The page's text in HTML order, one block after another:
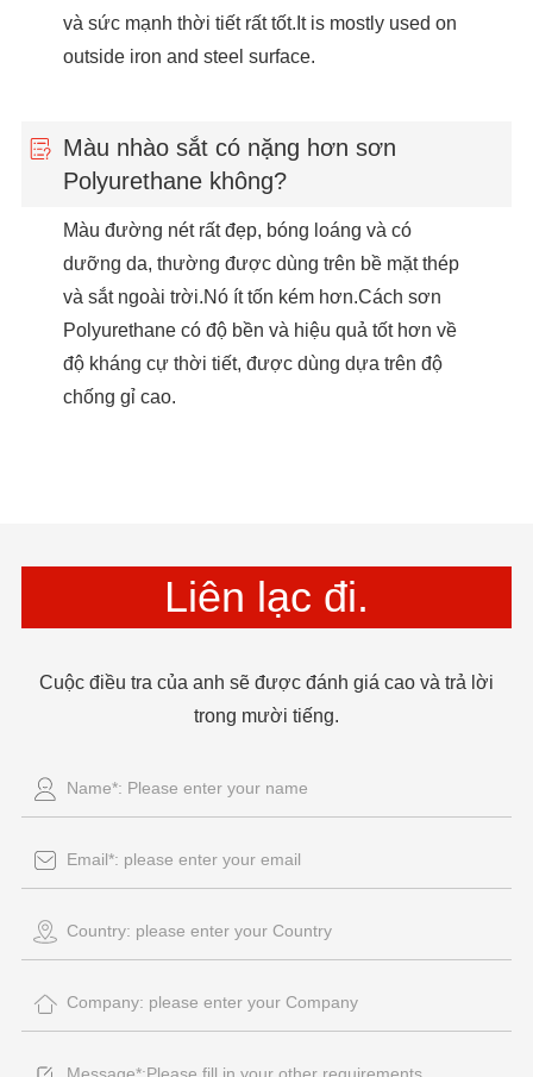
và sức mạnh thời tiết rất tốt.It is mostly used on
outside iron and steel surface.
Màu nhào sắt có nặng hơn sơn
Polyurethane không?
Màu đường nét rất đẹp, bóng loáng và có
dưỡng da, thường được dùng trên bề mặt thép
và sắt ngoài trời.Nó ít tốn kém hơn.Cách sơn
Polyurethane có độ bền và hiệu quả tốt hơn về
độ kháng cự thời tiết, được dùng dựa trên độ
chống gỉ cao.
Liên lạc đi.
Cuộc điều tra của anh sẽ được đánh giá cao và trả lời
trong mười tiếng.